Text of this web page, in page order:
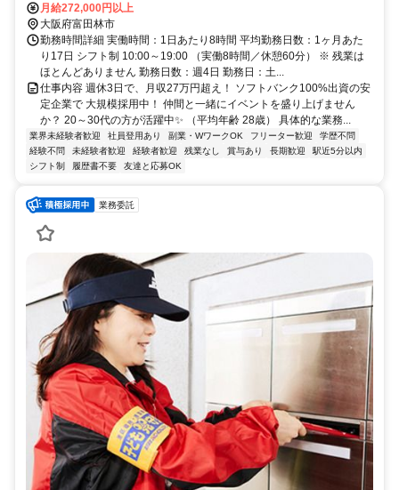
月給272,000円以上
大阪府富田林市
勤務時間詳細 実働時間：1日あたり8時間 平均勤務日数：1ヶ月あた
り17日 シフト制 10:00～19:00 （実働8時間／休憩60分） ※ 残業は
ほとんどありません 勤務日数：週4日 勤務日：土...
仕事内容 週休3日で、月収27万円超え！ ソフトバンク100%出資の安
定企業で 大規模採用中！ 仲間と一緒にイベントを盛り上げません
か？ 20～30代の方が活躍中✨ （平均年齢 28歳） 具体的な業務...
業界未経験者歓迎 社員登用あり 副業・WワークOK フリーター歓迎
学歴不問
経験不問
未経験者歓迎 経験者歓迎 残業なし 賞与あり 長期歓迎
駅近5分以内
シフト制
履歴書不要 友達と応募OK
業務委託